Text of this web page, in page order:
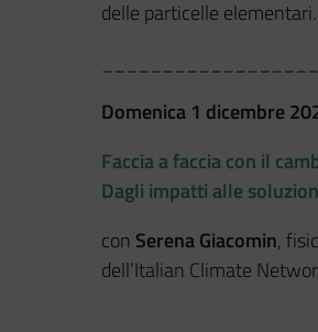
delle particelle elementari.
Domenica 1 dicembre
Faccia a faccia con il
Dagli impatti alle
con Serena Giacomin,
dell’Italian Climate